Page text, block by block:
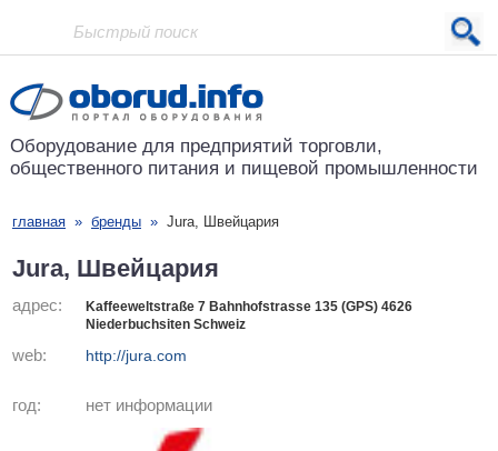
Проект основан в 2001 году
Оборудование для предприятий торговли,
общественного питания и пищевой промышленности
главная » бренды » Jura, Швейцария
Jura, Швейцария
адрес:
Kaffeeweltstraße 7 Bahnhofstrasse 135 (GPS) 4626
Niederbuchsiten Schweiz
web: http://jura.com
год: нет информации